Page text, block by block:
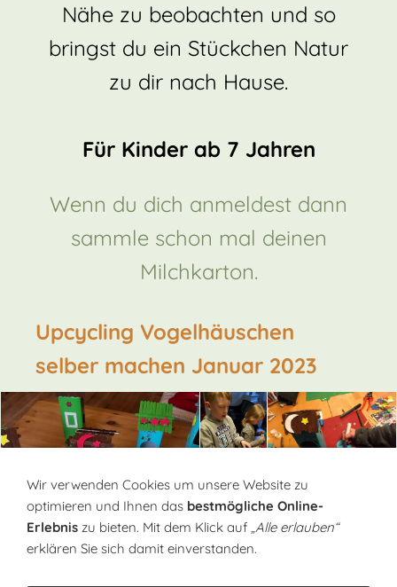
Nähe zu beobachten und so
bringst du ein Stückchen Natur
zu dir nach Hause.
Für Kinder ab 7 Jahren
Wenn du dich anmeldest dann
sammle schon mal deinen
Milchkarton.
Upcycling Vogelhäuschen
selber machen Januar 2023
Wir verwenden Cookies um unsere Website zu
optimieren und Ihnen das bestmögliche Online-
Erlebnis zu bieten. Mit dem Klick auf „Alle erlauben“
erklären Sie sich damit einverstanden.